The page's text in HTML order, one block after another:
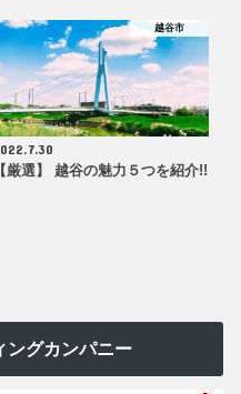
越谷市
【厳選】 越谷の魅力５つを紹介!!
ングカンパニー